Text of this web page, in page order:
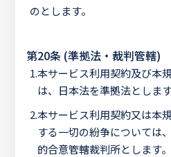
のとします。
第20条 (準拠法・裁判管轄)
1.本サービス利用契約及び本
は、日本法を準拠法とします
2.本サービス利用契約又は本
する一切の紛争については
的合意管轄裁判所とします。